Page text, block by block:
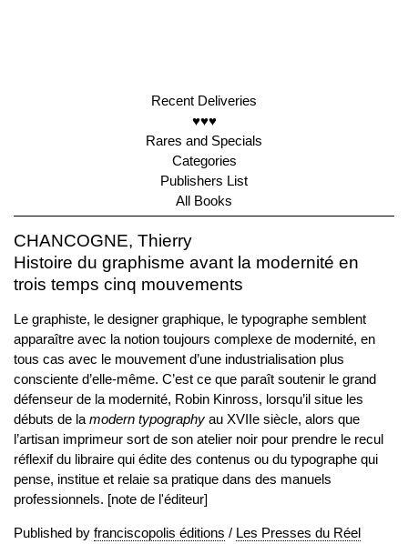
Recent Deliveries
♥♥♥
Rares and Specials
Categories
Publishers List
All Books
CHANCOGNE, Thierry
Histoire du graphisme avant la modernité en
trois temps cinq mouvements
Le graphiste, le designer graphique, le typographe semblent
apparaître avec la notion toujours complexe de modernité, en
tous cas avec le mouvement d’une industrialisation plus
consciente d’elle-même. C’est ce que paraît soutenir le grand
défenseur de la modernité, Robin Kinross, lorsqu’il situe les
débuts de la modern typography au XVIIe siècle, alors que
l’artisan imprimeur sort de son atelier noir pour prendre le recul
réflexif du libraire qui édite des contenus ou du typographe qui
pense, institue et relaie sa pratique dans des manuels
professionnels. [note de l'éditeur]
Published by franciscopolis éditions / Les Presses du Réel